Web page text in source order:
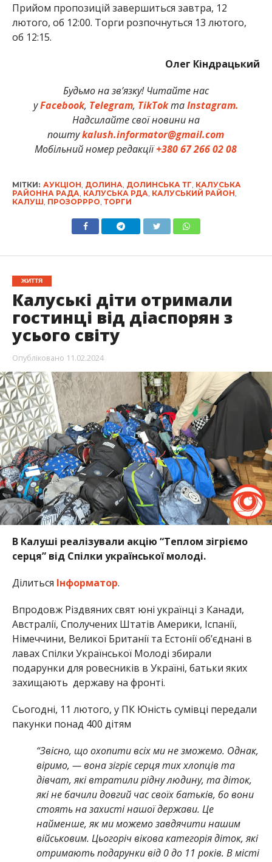
Прийом пропозицій завершиться завтра, 12
лютого, об 12:00. Торги розпочнуться 13 лютого,
об 12:15.
Олег Кіндрацький
Будьмо на зв’язку! Читайте нас
уFacebook, Telegram, TikTokтаInstagram.
Надсилайте свої новини на
поштуkalush.informator@gmail.com
Мобільний номер редакції+380 67 266 02 08
МІТКИ: АУКЦІОН ДОЛИНА ДОЛИНСЬКА ТГ КАЛУСЬКА
РАЙОННА РАДА КАЛУСЬКА РДА КАЛУСЬКИЙ РАЙОН
КАЛУШ ПРОЗОРРРО ТОРГИ
ЖИТТЯ
Калуські діти отримали
гостинці від діаспорян з
усього світу
Опубліковано 11.02.2024
В Калуші реалізували акцію “Теплом зігріємо
серця” від Спілки української молоді.
Ділиться Інформатор.
Впродовж Різдвяних свят юні українці з Канади,
Австралії, Сполучених Штатів Америки, Іспанії,
Німеччини, Великої Британії та Естонії обʼєднані в
лавах Спілки Української Молоді збирали
подарунки для ровесників в Україні, батьки яких
захищають державу на фронті.
Сьогодні, 11 лютого, у ПК Юність сумівці передали
пакунки понад 400 дітям
“Звісно, що охопити всіх ми не зможемо. Однак,
віримо, — вона зігріє серця тих хлопців та
дівчат, які втратили рідну людину, та діток,
які не бачили довгий час своїх батьків, бо вони
стоять на захисті нашої держави. Це
найменше, як ми можемо завдячити нашим
військовим. Цьогоріч вікова категорія діток, які
отримають подарунки від 0 до 11 років. В місті